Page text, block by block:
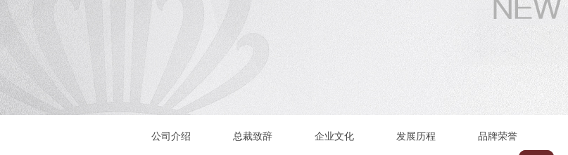
公司介绍 总裁致辞 企业文化 发展历程 品牌荣誉